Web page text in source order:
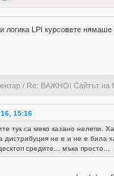
логика LPI курсовете
/ Re: ВАЖНО! Сайтът на
15:16
тук са меко казано нелепи.
не е и не е била
средите... мъка просто...